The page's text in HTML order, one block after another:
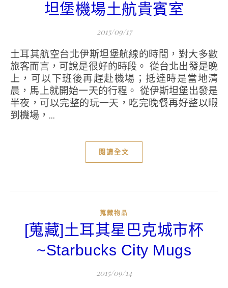
坦堡機場土航貴賓室
2015/09/17
土耳其航空台北伊斯坦堡航線的時間，對大多數
旅客而言，可說是很好的時段。 從台北出發是晚
上，可以下班後再趕赴機場；抵達時是當地清
晨，馬上就開始一天的行程。 從伊斯坦堡出發是
半夜，可以完整的玩一天，吃完晚餐再好整以暇
到機場，...
閱讀全文
蒐藏物品
[蒐藏]土耳其星巴克城市杯
~Starbucks City Mugs
2015/09/14